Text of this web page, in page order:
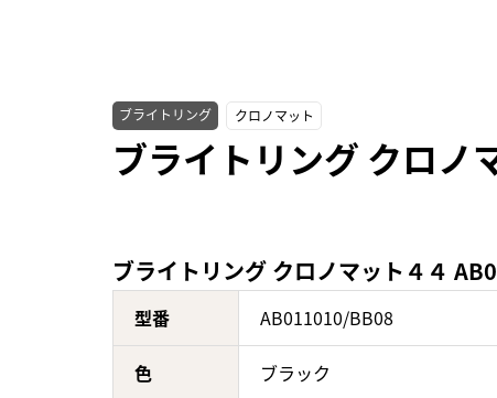
ブライトリング クロノマット
ブライトリング クロ
ブライトリング クロノマット４４
型番 AB011010/BB08
色 ブラック